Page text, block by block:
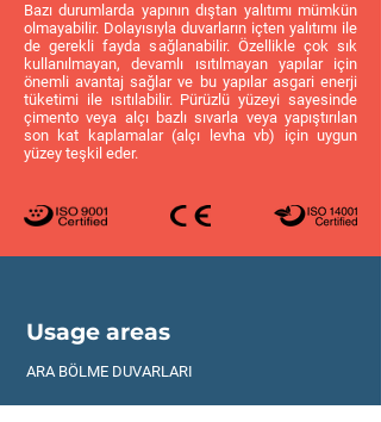
Bazı durumlarda yapının dıştan yalıtımı mümkün
olmayabilir. Dolayısıyla duvarların içten yalıtımı ile
de gerekli fayda sağlanabilir. Özellikle çok sık
kullanılmayan, devamlı ısıtılmayan yapılar için
önemli avantaj sağlar ve bu yapılar asgari enerji
tüketimi ile ısıtılabilir. Pürüzlü yüzeyi sayesinde
çimento veya alçı bazlı sıvarla veya yapıştırılan
son kat kaplamalar (alçı levha vb) için uygun
yüzey teşkil eder.
Usage areas
ARA BÖLME DUVARLARI